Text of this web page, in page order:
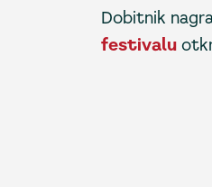
Dobitnik
festivalu